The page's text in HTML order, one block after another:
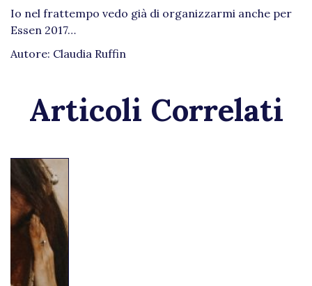
Io nel frattempo vedo già di organizzarmi anche per
Essen 2017…
Autore: Claudia Ruffin
Articoli Correlati